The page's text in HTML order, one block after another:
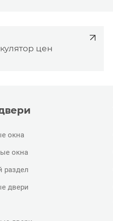
цен
окна
окна
раздел
двери